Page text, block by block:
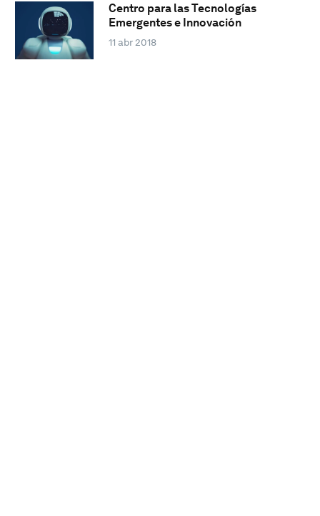
Centro para las Tecnologías
Emergentes e Innovación
11 abr 2018